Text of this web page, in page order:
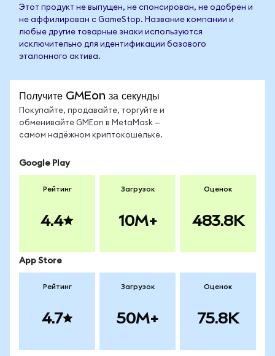
Этот продукт не выпущен, не спонсирован, не одобрен и
не аффилирован с GameStop. Название компании и
любые другие товарные знаки используются
исключительно для идентификации базового
эталонного актива.
Получите GMEon за секунды
Покупайте, продавайте, торгуйте и
обменивайте GMEon в MetaMask —
самом надёжном криптокошельке.
Google Play
Рейтинг
4.4
Загрузок
10M+
Оценок
483.8K
App Store
Рейтинг
4.7
Загрузок
50M+
Оценок
75.8K